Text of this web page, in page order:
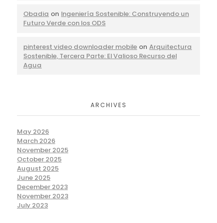
Obadia on Ingeniería Sostenible: Construyendo un
Futuro Verde con los ODS
pinterest video downloader mobile onArquitectura
Sostenible, Tercera Parte: El Valioso Recurso del
Agua
ARCHIVES
May 2026
March 2026
November 2025
October 2025
August 2025
June 2025
December 2023
November 2023
July 2023